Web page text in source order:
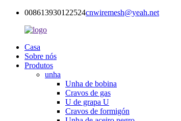
008613930122524cnwiremesh@yeah.net
Casa
Sobre nós
Produtos
unha
Unha de bobina
Cravos de gas
U de grapa U
Cravos de formigón